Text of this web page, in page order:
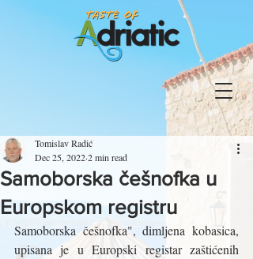
Samoborska češnofka u
Europskom registru
Tomislav Radić
Dec 25, 20222 min read
Samoborska češnofka", dimljena kobasica,
upisana je u Europski registar zaštićenih